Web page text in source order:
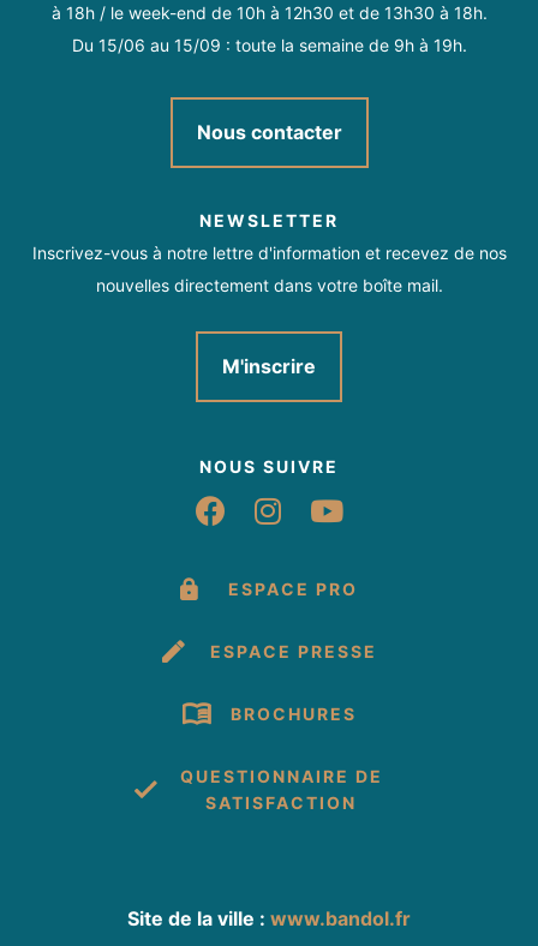
à 18h / le week-end de 10h à 12h30 et de 13h30 à 18h.
Du 15/06 au 15/09 : toute la semaine de 9h à 19h.
Nous contacter
NEWSLETTER
Inscrivez-vous à notre lettre d'information et recevez de nos
nouvelles directement dans votre boîte mail.
M'inscrire
NOUS SUIVRE
Suivez-nous sur
Suivez-nous sur
Suivez-nous
ESPACE PRO
ESPACE PRESSE
BROCHURES
QUESTIONNAIRE DE
SATISFACTION
Site de la ville : www.bandol.fr